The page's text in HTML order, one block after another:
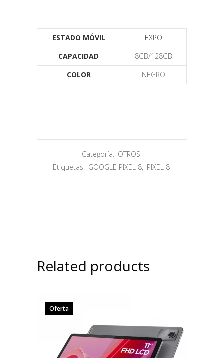
ESTADO MÓVIL
EXPO
CAPACIDAD
8GB/128GB
COLOR
NEGRO
Categoría: OTROS
Etiquetas: GOOGLE PIXEL 8, PIXEL 8
Related products
Oferta